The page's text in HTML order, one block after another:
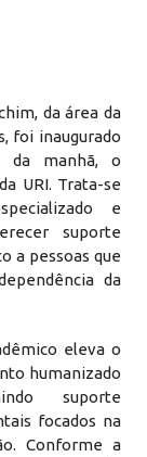
da área da
foi inaugurado
da manhã, o
URI. Trata-se
e
suporte
a pessoas que
da
eleva o
humanizado
suporte
focados na
Conforme a